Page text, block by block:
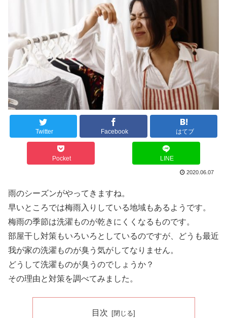
Twitter Facebook はてブ
Pocket LINE
2020.06.07
雨のシーズンがやってきますね。
早いところでは梅雨入りしている地域もあるようです。
梅雨の季節は洗濯ものが乾きにくくなるものです。
部屋干し対策もいろいろとしているのですが、どうも最近
我が家の洗濯ものが臭う気がしてなりません。
どうして洗濯ものが臭うのでしょうか？
その理由と対策を調べてみました。
目次